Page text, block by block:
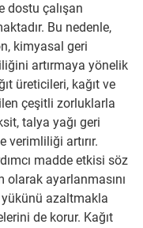
dostu çalışan
Bu nedenle,
kimyasal geri
artırmaya yönelik
üreticileri, kağıt ve
çeşitli zorluklarla
talya yağı geri
verimliliği artırır.
madde etkisi söz
ayarlanmasını
azaltmakla
de korur. Kağıt